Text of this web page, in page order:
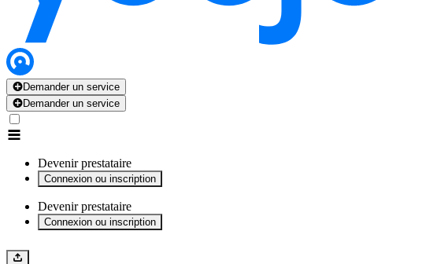
Demander un service
Demander un service
Devenir prestataire
Connexion ou inscription
Devenir prestataire
Connexion ou inscription